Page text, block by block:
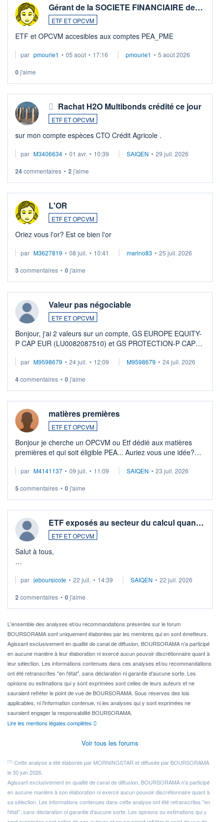
Gérant de la SOCIETE FINANCIAIRE de…
ETF ET OPCVM
ETF et OPCVM accesibles aux comptes PEA_PME
par pmourie1 • 05 août • 17:16 pmourie1 • 5 août 2026
0j'aime
Rachat H2O Multibonds crédité ce jour
ETF ET OPCVM
sur mon compte espèces CTO Crédit Agricole .
par M3406634 • 01 avr. • 10:39 SAIQEN • 29 juil. 2026
24commentaires • 2 j'aime
L'OR
ETF ET OPCVM
Oriez vous l'or? Est ce bien l'or
par M3627819 • 08 juil. • 10:41 marino83 • 25 juil. 2026
3 commentaires • 0j'aime
Valeur pas négociable
ETF ET OPCVM
Bonjour, j'ai 2 valeurs sur un compte, GS EUROPE EQUITY-
P CAP EUR (LU0082087510) et GS PROTECTION-P CAP
veux procéder à la vente, on me signale ...
par M9598679 • 24 juil. • 12:09 M9598679 • 24 juil. 2026
4commentaires • 0j'aime
matières premières
ETF ET OPCVM
Bonjour je cherche un OPCVM ou Etf dédié aux matières
premières et qui soit éligible PEA... Auriez vous une idée?
par M4141137 • 09 juil. • 11:09 SAIQEN • 23 juil. 2026
5 commentaires • 0j'aime
ETF exposés au secteur du calcul quan…
ETF ET OPCVM
Salut à tous,
via un ETF plutôt que des actions individuelles.
Idéalement, je voudrais qu'il soit éligible au PEA.
Pour l' ...
par jeboursicote • 22 juil. • 14:39 SAIQEN • 22 juil. 2026
2 commentaires • 0j'aime
L'ensemble des analyses et/ou recommandations présentes sur le forum
BOURSORAMA sont uniquement élaborées par les membres qui en sont émetteurs.
Agissant exclusivement en qualité de canal de diffusion, BOURSORAMA n'a participé
en aucune manière à leur élaboration ni exercé aucun pouvoir discrétionnaire quant à
leur sélection. Les informations contenues dans ces analyses et/ou recommandations
ont été retranscrites "en l'état", sans déclaration ni garantie d'aucune sorte. Les
opinions ou estimations qui y sont exprimées sont celles de leurs auteurs et ne
sauraient refléter le point de vue de BOURSORAMA. Sous réserves des lois
applicables, ni l'information contenue, ni les analyses qui y sont exprimées ne
sauraient engager la responsabilité BOURSORAMA.
Lire les mentions légales complètes
Voir tous les forums
(1) Cette analyse a été élaborée par MORNINGSTAR et diffusée par BOURSORAMA
le 30 juin 2026.
Agissant exclusivement en qualité de canal de diffusion, BOURSORAMA n'a participé
en aucune manière à son élaboration ni exercé aucun pouvoir discrétionnaire quant à
sa sélection. Les informations contenues dans cette analyse ont été retranscrites "en
l'état", sans déclaration ni garantie d'aucune sorte. Les opinions ou estimations qui y